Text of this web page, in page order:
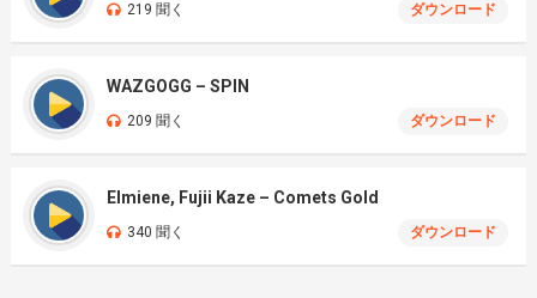
219 聞く ダウンロード
WAZGOGG – SPIN
209 聞く ダウンロード
Elmiene, Fujii Kaze – Comets Gold
340 聞く ダウンロード